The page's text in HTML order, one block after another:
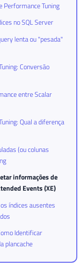
Performance Tuning
no SQL Server
lenta ou "pesada"
Conversão
entre Scalar
Qual a diferença
(ou colunas
informações de
Events (XE)
índices ausentes
Identificar
plancache